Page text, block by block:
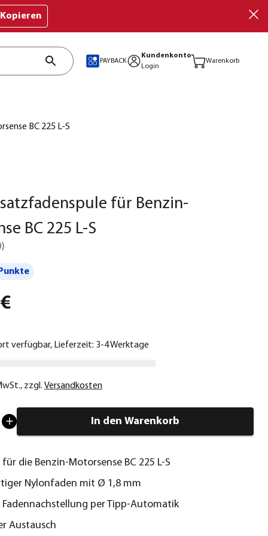
Kopieren
PAYBACK
Kundenkonto
Login
Warenkorb
BC 225 L-S
für Benzin-
BC 225 L-S
)
verfügbar, Lieferzeit: 3-4 Werktage
, zzgl. Versandkosten
In den Warenkorb
die Benzin-Motorsense BC 225 L-S
Nylonfaden mit Ø 1,8 mm
Fadennachstellung per Tipp-Automatik
Austausch